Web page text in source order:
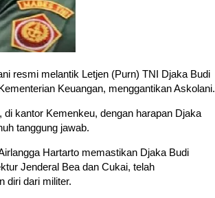
resmi melantik Letjen (Purn) TNI Djaka Budi
Keuangan, menggantikan Askolani.
kantor Kemenkeu, dengan harapan Djaka
tanggung jawab.
Hartarto memastikan Djaka Budi
Jenderal Bea dan Cukai, telah
diri dari militer.